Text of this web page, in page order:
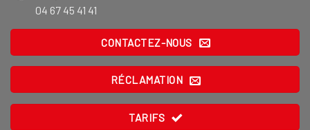
04 67 45 41 41
CONTACTEZ-NOUS
RÉCLAMATION
TARIFS